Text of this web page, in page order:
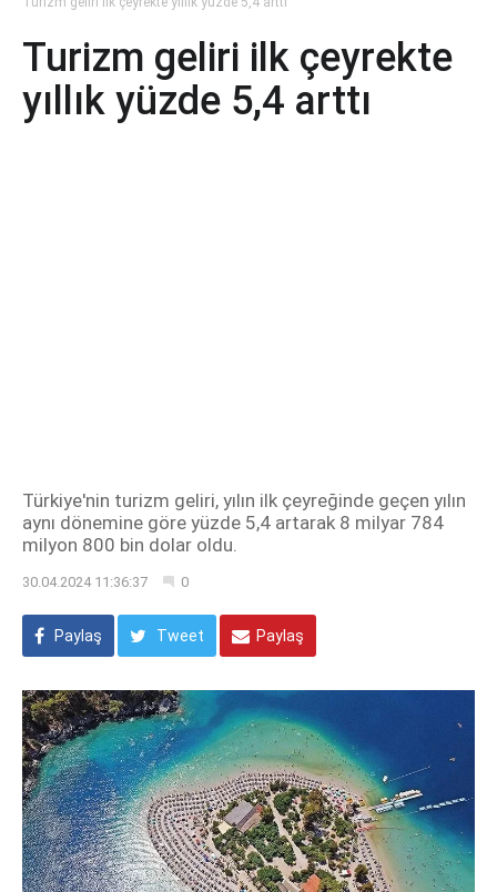
Turizm geliri ilk çeyrekte
yıllık yüzde 5,4 arttı
Türkiye'nin turizm geliri, yılın ilk çeyreğinde geçen yılın
aynı dönemine göre yüzde 5,4 artarak 8 milyar 784
milyon 800 bin dolar oldu.
30.04.2024 11:36:37 0
Paylaş Tweet Paylaş